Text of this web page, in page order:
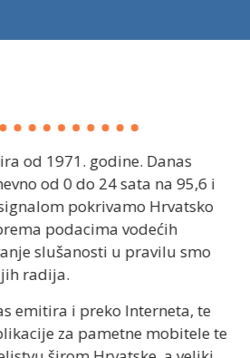
od 1971. godine. Danas
od 0 do 24 sata na 95,6 i
pokrivamo Hrvatsko
podacima vodećih
slušanosti u pravilu smo
radija.
emitira i preko Interneta, te
za pametne mobitele te